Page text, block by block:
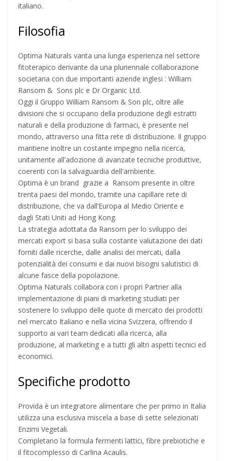
italiano.
Filosofia
Optima Naturals vanta una lunga esperienza nel settore
fitoterapico derivante da una pluriennale collaborazione
societaria con due importanti aziende inglesi : William
Ransom & Sons plc e Dr Organic Ltd.
Oggi il Gruppo William Ransom & Son plc, oltre alle
divisioni che si occupano della produzione degli estratti
naturali e della produzione di farmaci, è presente nel
mondo, attraverso una fitta rete di distribuzione. Il gruppo
mantiene inoltre un costante impegno nella ricerca,
unitamente all'adozione di avanzate tecniche produttive,
coerenti con la salvaguardia dell'ambiente.
Optima è un brand grazie a Ransom presente in oltre
trenta paesi del mondo, tramite una capillare rete di
distribuzione, che va dall’Europa al Medio Oriente e
dagli Stati Uniti ad Hong Kong.
La strategia adottata da Ransom per lo sviluppo dei
mercati export si basa sulla costante valutazione dei dati
forniti dalle ricerche, dalle analisi dei mercati, dalla
potenzialità dei consumi e dai nuovi bisogni salutistici di
alcune fasce della popolazione.
Optima Naturals collabora con i propri Partner alla
implementazione di piani di marketing studiati per
sostenere lo sviluppo delle quote di mercato dei prodotti
nel mercato Italiano e nella vicina Svizzera, offrendo il
supporto ai vari team dedicati alla ricerca, alla
produzione, al marketing e a tutti gli altri aspetti tecnici ed
economici.
Specifiche prodotto
Provida è un integratore alimentare che per primo in Italia
utilizza una esclusiva miscela a base di sette selezionati
Enzimi Vegetali.
Completano la formula fermenti lattici, fibre prebiotiche e
il fitocomplesso di Carlina Acaulis.